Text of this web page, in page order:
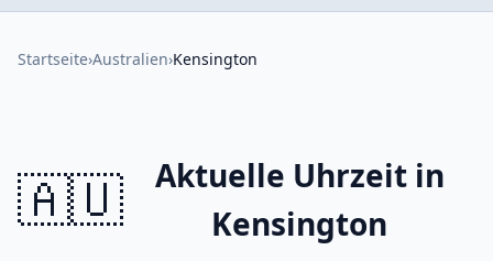
Startseite›Australien›Kensington
🇦🇺
Aktuelle Uhrzeit in
Kensington